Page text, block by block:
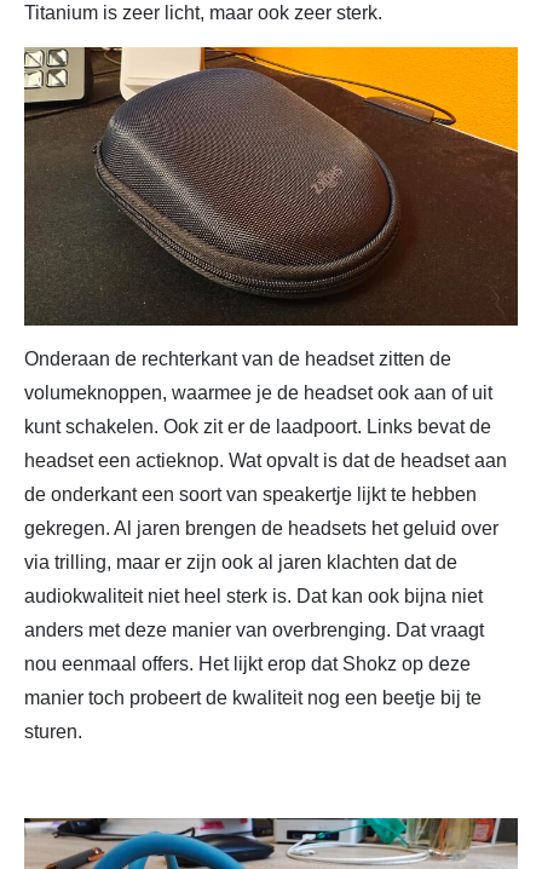
Titanium is zeer licht, maar ook zeer sterk.
Onderaan de rechterkant van de headset zitten de
volumeknoppen, waarmee je de headset ook aan of uit
kunt schakelen. Ook zit er de laadpoort. Links bevat de
headset een actieknop. Wat opvalt is dat de headset aan
de onderkant een soort van speakertje lijkt te hebben
gekregen. Al jaren brengen de headsets het geluid over
via trilling, maar er zijn ook al jaren klachten dat de
audiokwaliteit niet heel sterk is. Dat kan ook bijna niet
anders met deze manier van overbrenging. Dat vraagt
nou eenmaal offers. Het lijkt erop dat Shokz op deze
manier toch probeert de kwaliteit nog een beetje bij te
sturen.